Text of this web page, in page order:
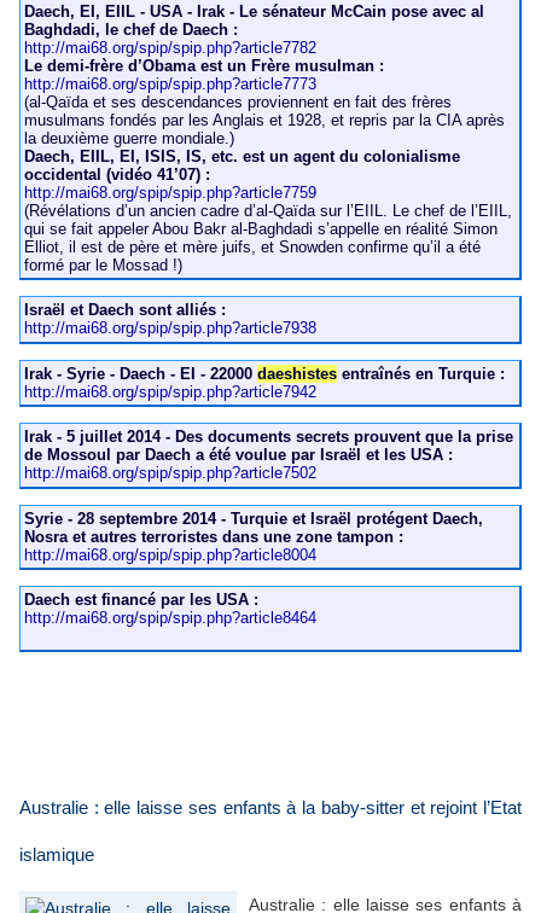
Daech, EI, EIIL - USA - Irak - Le sénateur McCain pose avec al
Baghdadi, le chef de Daech :
http://mai68.org/spip/spip.php?article7782
Le demi-frère d’Obama est un Frère musulman :
http://mai68.org/spip/spip.php?article7773
(al-Qaïda et ses descendances proviennent en fait des frères
musulmans fondés par les Anglais et 1928, et repris par la CIA après
la deuxième guerre mondiale.)
Daech, EIIL, EI, ISIS, IS, etc. est un agent du colonialisme
occidental (vidéo 41’07) :
http://mai68.org/spip/spip.php?article7759
(Révélations d’un ancien cadre d’al-Qaïda sur l’EIIL. Le chef de l’EIIL,
qui se fait appeler Abou Bakr al-Baghdadi s’appelle en réalité Simon
Elliot, il est de père et mère juifs, et Snowden confirme qu’il a été
formé par le Mossad !)
Israël et Daech sont alliés :
http://mai68.org/spip/spip.php?article7938
Irak - Syrie - Daech - EI - 22000daeshistes entraînés en Turquie :
http://mai68.org/spip/spip.php?article7942
Irak - 5 juillet 2014 - Des documents secrets prouvent que la prise
de Mossoul par Daech a été voulue par Israël et les USA :
http://mai68.org/spip/spip.php?article7502
Syrie - 28 septembre 2014 - Turquie et Israël protégent Daech,
Nosra et autres terroristes dans une zone tampon :
http://mai68.org/spip/spip.php?article8004
Daech est financé par les USA :
http://mai68.org/spip/spip.php?article8464
Australie : elle laisse ses enfants à la baby-sitter et rejoint l’Etat
islamique
Australie : elle laisse ses enfants à